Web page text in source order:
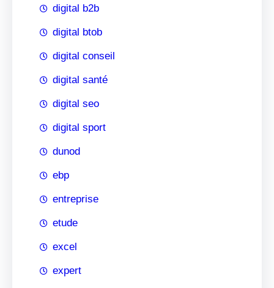
digital b2b
digital btob
digital conseil
digital santé
digital seo
digital sport
dunod
ebp
entreprise
etude
excel
expert